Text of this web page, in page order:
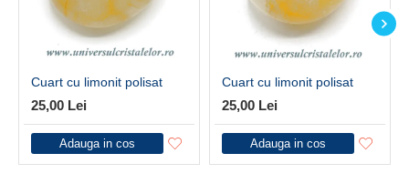
Cuart cu limonit polisat
25,00 Lei
Adauga in cos
Cuart cu limonit polisat
25,00 Lei
Adauga in cos